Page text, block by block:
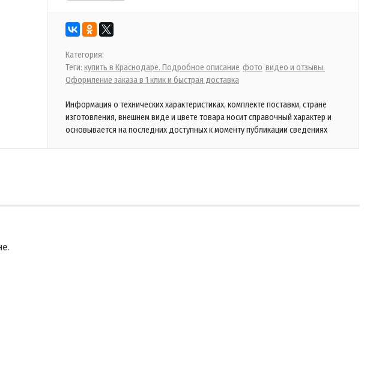
Категория:
Теги: купить в Краснодаре. Подробное описание фото видео и отзывы.
Оформление заказа в 1 клик и быстрая доставка
Информация о технических характеристиках, комплекте поставки, стране
изготовления, внешнем виде и цвете товара носит справочный характер и
основывается на последних доступных к моменту публикации сведениях